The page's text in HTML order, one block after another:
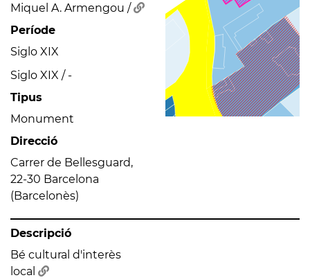
Miquel A. Armengou /
Període
Siglo XIX
Siglo XIX / -
Tipus
Monument
Direcció
Carrer de Bellesguard,
22-30 Barcelona
(Barcelonès)
Descripció
Bé cultural d'interès
local